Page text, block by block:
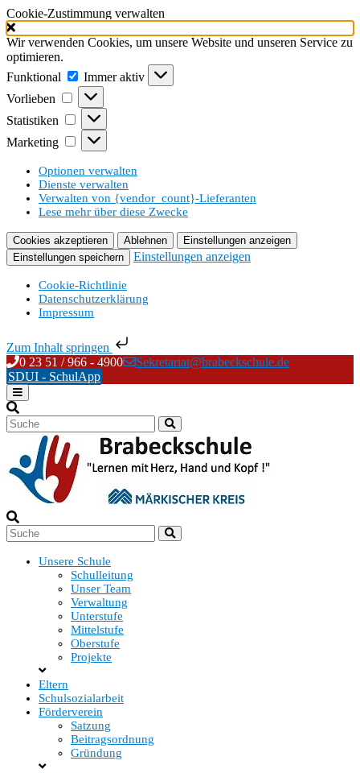
Cookie-Zustimmung verwalten
Wir verwenden Cookies, um unsere Website und unseren Service zu
optimieren.
Funktional
Funktional
Immer aktiv
Vorlieben
Vorlieben
Statistiken Statistiken
Marketing Marketing
Optionen verwalten
Dienste verwalten
Verwalten von {vendor_count}-Lieferanten
Lese mehr über diese Zwecke
Cookies akzeptieren Ablehnen
Einstellungen anzeigen
Einstellungen speichern
Einstellungen anzeigen
Cookie-Richtlinie
Datenschutzerklärung
Impressum
Zum Inhalt springen
Skip
to
content
0 23 51 / 966 - 4900
Sekretariat@brabeckschule.de
SDUI - SchulApp
Unsere Schule
Schulleitung
Unser Team
Verwaltung
Unterstufe
Mittelstufe
Oberstufe
Projekte
Eltern
Schulsozialarbeit
Förderverein
Satzung
Beitragsordnung
Gründung